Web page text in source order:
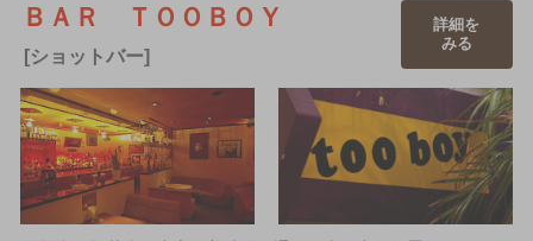
ＢＡＲ ＴＯＯＢＯＹ
[ショットバー]
詳細を
みる